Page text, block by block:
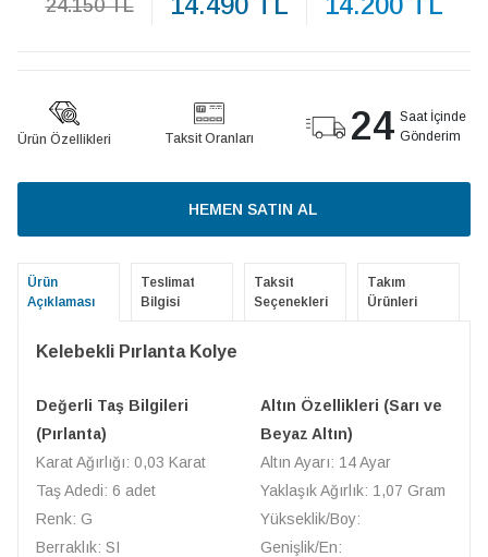
24.150 TL
Ürün Özellikleri Taksit Oranları 24 Saat İçinde
Gönderim
HEMEN SATIN AL
Ürün
Açıklaması
Teslimat
Bilgisi
Taksit
Seçenekleri
Takım
Ürünleri
Kelebekli Pırlanta Kolye
Değerli Taş Bilgileri
(Pırlanta)
Karat Ağırlığı: 0,03 Karat
Taş Adedi: 6 adet
Renk: G
Berraklık: SI
Altın Özellikleri (Sarı ve
Beyaz Altın)
Altın Ayarı: 14 Ayar
Yaklaşık Ağırlık: 1,07 Gram
Yükseklik/Boy:
Genişlik/En: